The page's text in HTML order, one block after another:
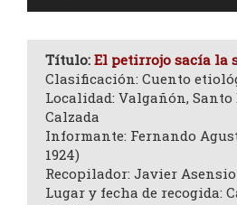
Título: El petirrojo sacía la
Clasificación: Cuento
Localidad: Valgañón, Santo
Calzada
Informante: Fernando
1924)
Recopilador: Javier
Lugar y fecha de recogida: